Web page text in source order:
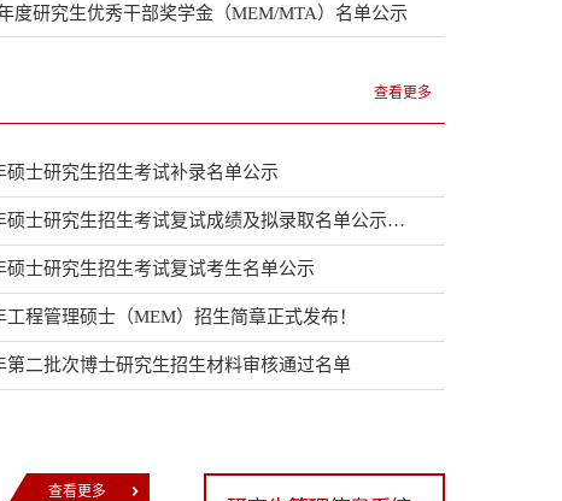
度研究生优秀干部奖学金（MEM/MTA）名单公示
查看更多
硕士研究生招生考试补录名单公示
管理学院2026年硕士研究生招生考试复试成绩及拟录取名单公示（...
硕士研究生招生考试复试考生名单公示
工程管理硕士（MEM）招生简章正式发布！
第二批次博士研究生招生材料审核通过名单
查看更多